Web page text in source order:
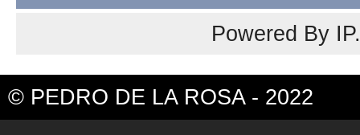
Powered By
© PEDRO DE LA ROSA - 2022